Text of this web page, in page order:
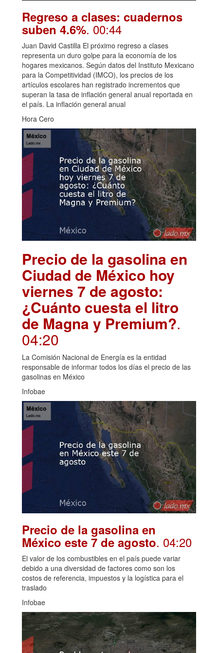
Regreso a clases: cuadernos
suben 4.6%. 00:44
Juan David Castilla El próximo regreso a clases
representa un duro golpe para la economía de los
hogares mexicanos. Según datos del Instituto Mexicano
para la Competitividad (IMCO), los precios de los
artículos escolares han registrado incrementos que
superan la tasa de inflación general anual reportada en
el país. La inflación general anual
Hora Cero
Precio de la gasolina en
Ciudad de México hoy
viernes 7 de agosto:
¿Cuánto cuesta el litro
de Magna y Premium?.
04:20
La Comisión Nacional de Energía es la entidad
responsable de informar todos los días el precio de las
gasolinas en México
Infobae
Precio de la gasolina en
México este 7 de agosto. 04:20
El valor de los combustibles en el país puede variar
debido a una diversidad de factores como son los
costos de referencia, impuestos y la logística para el
traslado
Infobae